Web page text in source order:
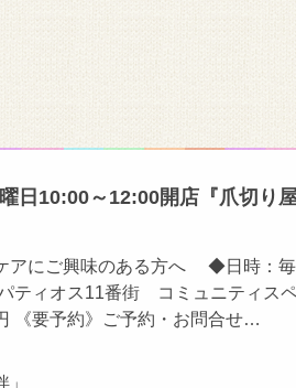
曜日10:00～12:00開店『爪切
アにご興味のある方へ ◆日時：
ィオス11番街 コミュニティス
《要予約》ご予約・お問合せ…